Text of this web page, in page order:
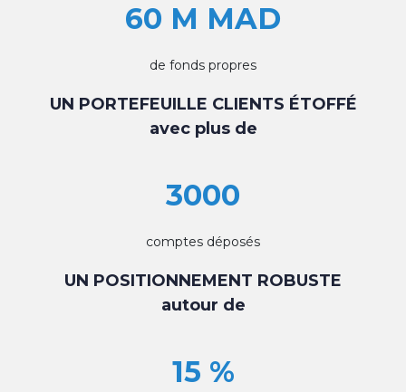
60 M MAD
de fonds propres
UN PORTEFEUILLE CLIENTS ÉTOFFÉ
avec plus de
3000
comptes déposés
UN POSITIONNEMENT ROBUSTE
autour de
15 %